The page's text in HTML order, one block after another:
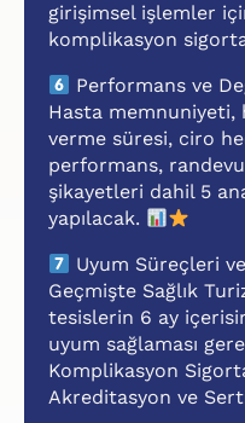
girişimsel işlemler
komplikasyon
Performans ve
Hasta memnuniyeti,
verme süresi, ciro
performans,
şikayetleri dahil 5
yapılacak.
Uyum Süreçleri
Geçmişte Sağlık
tesislerin 6 ay
uyum sağlaması
Komplikasyon
Akreditasyon ve